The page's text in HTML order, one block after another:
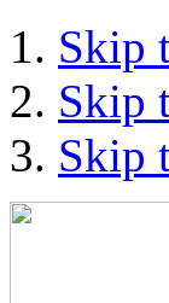
Skip
Skip
Skip